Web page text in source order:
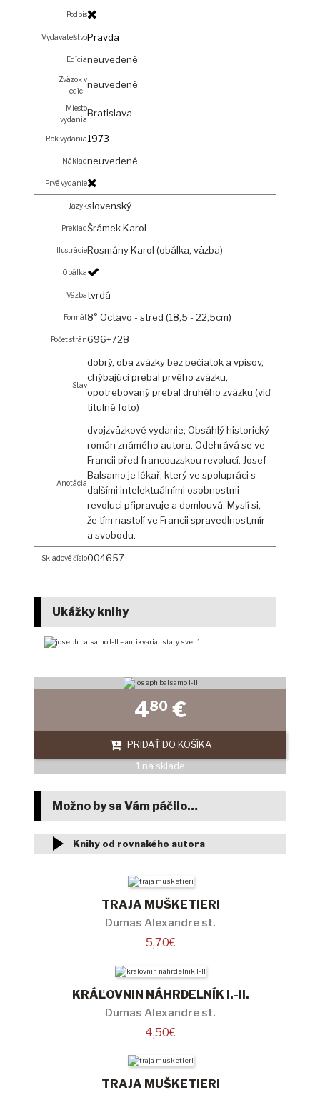
Podpis
VydavateľstvoPravda
Edícianeuvedené
Zväzok v
edícii
neuvedené
Miesto
vydania
Bratislava
Rok vydania1973
Nákladneuvedené
Prvé vydanie
Jazykslovenský
PrekladŠrámek Karol
IlustrácieRosmány Karol (obálka, väzba)
Obálka
Väzbatvrdá
Formát8° Octavo - stred (18,5 - 22,5cm)
Počet strán696+728
Stav
dobrý, oba zväzky bez pečiatok a vpisov,
chýbajúci prebal prvého zväzku,
opotrebovaný prebal druhého zväzku (viď
titulné foto)
Anotácia
dvojzväzkové vydanie; Obsáhlý historický
román známého autora. Odehrává se ve
Francii před francouzskou revolucí. Josef
Balsamo je lékař, který ve spolupráci s
dalšími intelektuálními osobnostmi
revoluci připravuje a domlouvá. Myslí si,
že tím nastolí ve Francii spravedlnost,mír
a svobodu.
Skladové číslo004657
Ukážky knihy
480€
PRIDAŤ DO KOŠÍKA
1 na sklade
Možno by sa Vám páčilo…
Knihy od rovnakého autora
TRAJA MUŠKETIERI
Dumas Alexandre st.
5,70€
KRÁĽOVNIN NÁHRDELNÍK I.-II.
Dumas Alexandre st.
4,50€
TRAJA MUŠKETIERI